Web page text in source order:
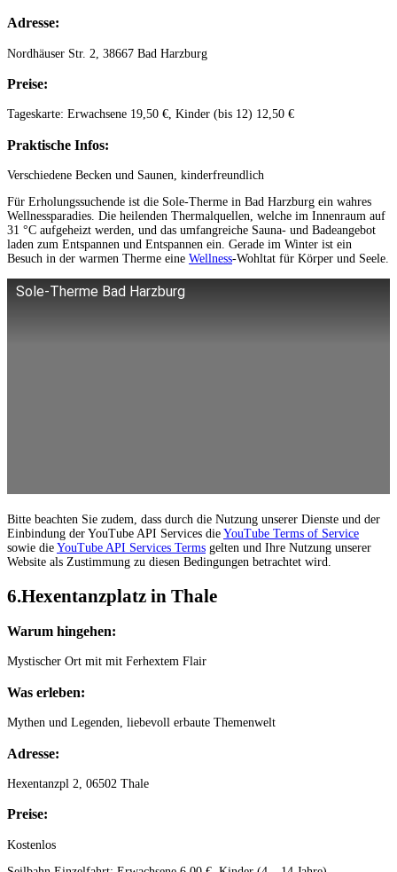
Adresse:
Nordhäuser Str. 2, 38667 Bad Harzburg
Preise:
Tageskarte: Erwachsene 19,50 €, Kinder (bis 12) 12,50 €
Praktische Infos:
Verschiedene Becken und Saunen, kinderfreundlich
Für Erholungssuchende ist die Sole-Therme in Bad Harzburg ein wahres
Wellnessparadies. Die heilenden Thermalquellen, welche im Innenraum auf
31 °C aufgeheizt werden, und das umfangreiche Sauna- und Badeangebot
laden zum Entspannen und Entspannen ein. Gerade im Winter ist ein
Besuch in der warmen Therme eine Wellness-Wohltat für Körper und Seele.
Sole-Therme Bad Harzburg
Bitte beachten Sie zudem, dass durch die Nutzung unserer Dienste und der
Einbindung der YouTube API Services die YouTube Terms of Service
sowie die YouTube API Services Terms gelten und Ihre Nutzung unserer
Website als Zustimmung zu diesen Bedingungen betrachtet wird.
6.Hexentanzplatz in Thale
Warum hingehen:
Mystischer Ort mit mit Ferhextem Flair
Was erleben:
Mythen und Legenden, liebevoll erbaute Themenwelt
Adresse:
Hexentanzpl 2, 06502 Thale
Preise:
Kostenlos